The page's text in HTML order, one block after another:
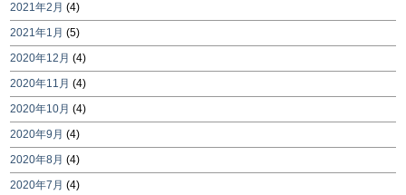
2021年2月 (4)
2021年1月 (5)
2020年12月 (4)
2020年11月 (4)
2020年10月 (4)
2020年9月 (4)
2020年8月 (4)
2020年7月 (4)